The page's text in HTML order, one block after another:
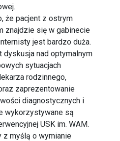
że pacjent z ostrym
znajdzie się w gabinecie
jest bardzo duża.
dyskusja nad optymalnym
sytuacjach
rodzinnego,
zaprezentowanie
diagnostycznych i
wykorzystywane są
USK im. WAM.
z myślą o wymianie